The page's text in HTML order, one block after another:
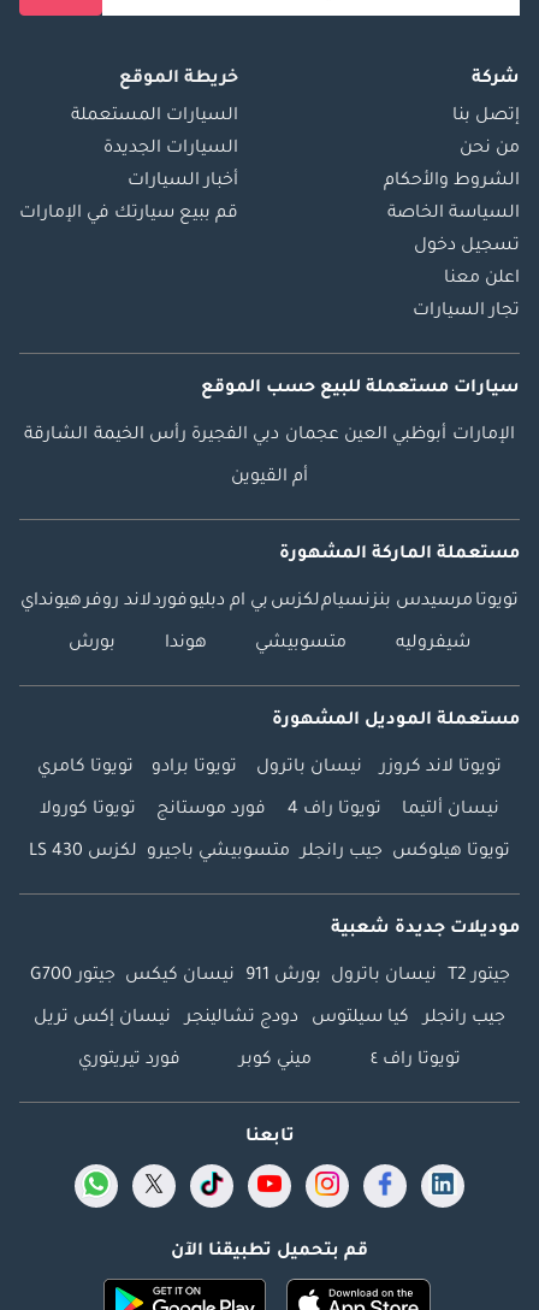
بالترتيبات المطلوبة.
اليوم التالي الي باب
الآلاف في الوقت
سيارتك القديمة للبيع!
نشتري جميع أنواع
السيارات نقدًا خلال
15 دقيقة! تفضل بزيارة
معرضنا وقم ببيع
------------ مستندات
جيدوشا للسيارات
المستعملة هي
فوق فقط
أشهر • نسخ من جواز
السفر والتأشيرة •
الهوية الإماراتية
نسخ من جوازات سفر
جميع الشركاء • نسخ
مقدم الطلب • بطاقة
كشف حساب بنكي
رخصة تجارية • عقد
شركة
إتصل بنا
من نحن
الشروط والأحكام
السياسة الخاصة
تسجيل دخول
اعلن معنا
تجار السيارات
خريطة الموقع
السيارات المستعملة
السيارات الجديدة
أخبار السيارات
قم ببيع سيارتك في الإمارات
سيارات مستعملة للبيع حسب الموقع
الإمارات أبوظبي العين عجمان دبي الفجيرة رأس الخيمة الشارقة
أم القيوين
مستعملة الماركة المشهورة
تويوتا مرسيدس بنزنسياملكزس بي ام دبليوفوردلاند روفرهيونداي
شيفروليه متسوبيشي هوندا بورش
مستعملة الموديل المشهورة
تويوتا لاند كروزر نيسان باترول تويوتا برادو تويوتا كامري
نيسان ألتيما تويوتا راف 4 فورد موستانج تويوتا كورولا
تويوتا هيلوكس جيب رانجلر متسوبيشي باجيرو لكزس LS 430
موديلات جديدة شعبية
جيتور T2 نيسان باترول بورش 911 نيسان كيكس جيتور G700
جيب رانجلر كيا سيلتوس دودج تشالينجر نيسان إكس تريل
تويوتا راف ٤ ميني كوبر فورد تيريتوري
تابعنا
قم بتحميل تطبيقنا الآن